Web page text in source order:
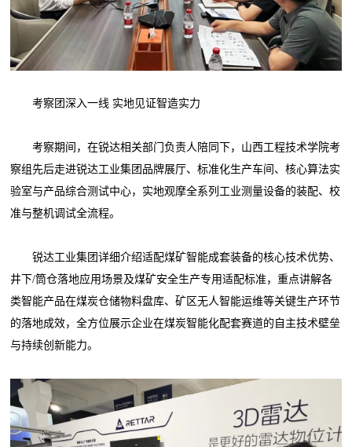
考察团深入一线 实地见证智造实力
考察期间，在锐达相关部门负责人陪同下，山西工程技术学院考
察组先后走进锐达工业集团品牌展厅、标准化生产车间、核心算法实
验室与产品综合测试中心，实地观摩全系列工业测量设备的装配、校
准与整机调试全流程。
锐达工业集团详细介绍适配煤矿智能成套装备的核心技术优势、
井下/筒仓落地应用场景及煤矿安全生产专用适配标准，重点讲解各
类智能产品在煤炭仓储物料盘库、矿区无人智能运维等关键生产环节
的落地成效，全方位展示企业在煤炭智能化配套赛道的自主技术壁垒
与持续创新能力。